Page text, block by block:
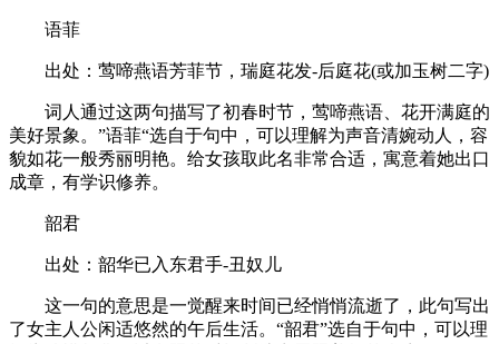
语菲
出处：莺啼燕语芳菲节，瑞庭花发-后庭花(或加玉树二字)
词人通过这两句描写了初春时节，莺啼燕语、花开满庭的
美好景象。”语菲“选自于句中，可以理解为声音清婉动人，容
貌如花一般秀丽明艳。给女孩取此名非常合适，寓意着她出口
成章，有学识修养。
韶君
出处：韶华已入东君手-丑奴儿
这一句的意思是一觉醒来时间已经悄悄流逝了，此句写出
了女主人公闲适悠然的午后生活。“韶君”选自于句中，可以理